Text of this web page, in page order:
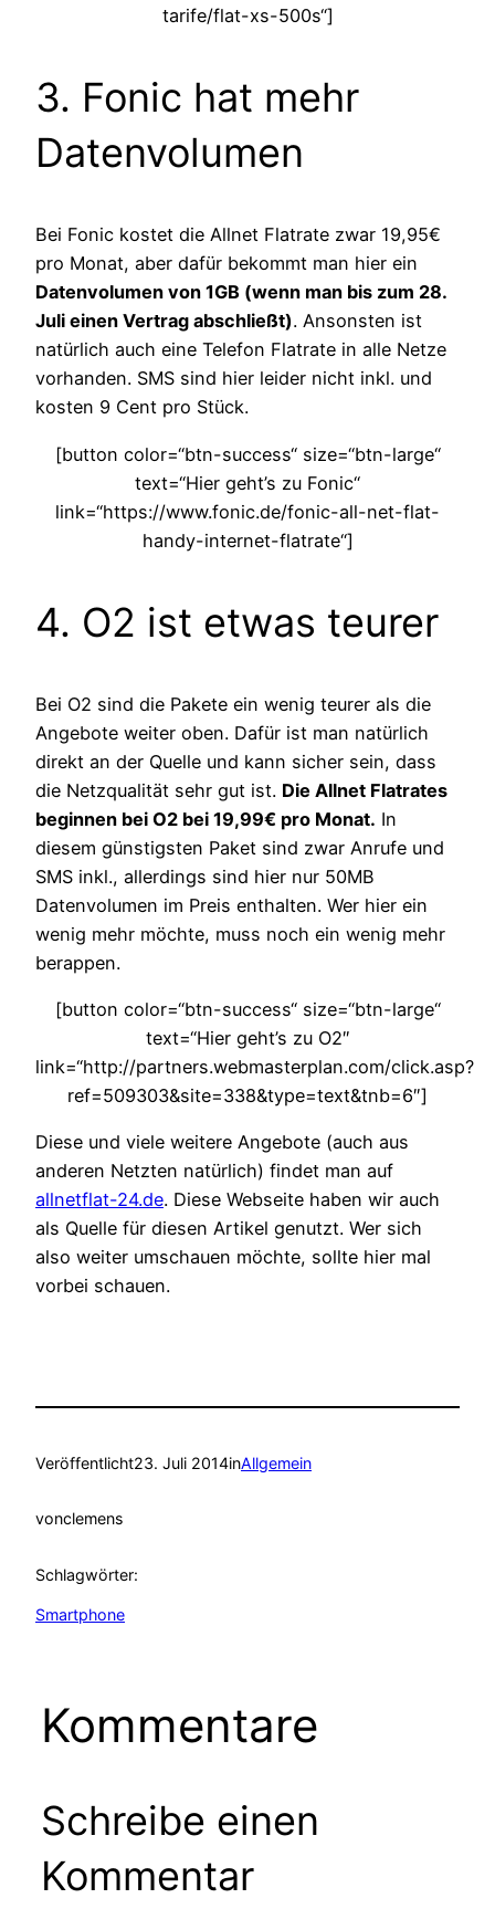
tarife/flat-xs-500s“]
3. Fonic hat mehr
Datenvolumen
Bei Fonic kostet die Allnet Flatrate zwar 19,95€
pro Monat, aber dafür bekommt man hier ein
Datenvolumen von 1GB (wenn man bis zum 28.
Juli einen Vertrag abschließt). Ansonsten ist
natürlich auch eine Telefon Flatrate in alle Netze
vorhanden. SMS sind hier leider nicht inkl. und
kosten 9 Cent pro Stück.
[button color=“btn-success“ size=“btn-large“
text=“Hier geht’s zu Fonic“
link=“https://www.fonic.de/fonic-all-net-flat-
handy-internet-flatrate“]
4. O2 ist etwas teurer
Bei O2 sind die Pakete ein wenig teurer als die
Angebote weiter oben. Dafür ist man natürlich
direkt an der Quelle und kann sicher sein, dass
die Netzqualität sehr gut ist. Die Allnet Flatrates
beginnen bei O2 bei 19,99€ pro Monat. In
diesem günstigsten Paket sind zwar Anrufe und
SMS inkl., allerdings sind hier nur 50MB
Datenvolumen im Preis enthalten. Wer hier ein
wenig mehr möchte, muss noch ein wenig mehr
berappen.
[button color=“btn-success“ size=“btn-large“
text=“Hier geht’s zu O2″
link=“http://partners.webmasterplan.com/click.asp?
ref=509303&site=338&type=text&tnb=6″]
Diese und viele weitere Angebote (auch aus
anderen Netzten natürlich) findet man auf
allnetflat-24.de. Diese Webseite haben wir auch
als Quelle für diesen Artikel genutzt. Wer sich
also weiter umschauen möchte, sollte hier mal
vorbei schauen.
Veröffentlicht23. Juli 2014inAllgemein
vonclemens
Schlagwörter:
Smartphone
Kommentare
Schreibe einen
Kommentar